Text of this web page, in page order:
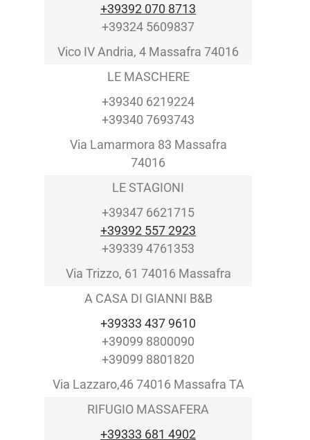
+39392 070 8713
+39324 5609837
Vico IV Andria, 4 Massafra 74016
LE MASCHERE
+39340 6219224
+39340 7693743
Via Lamarmora 83 Massafra
74016
LE STAGIONI
+39347 6621715
+39392 557 2923
+39339 4761353
Via Trizzo, 61 74016 Massafra
A CASA DI GIANNI B&B
+39333 437 9610
+39099 8800090
+39099 8801820
Via Lazzaro,46 74016 Massafra TA
RIFUGIO MASSAFERA
+39333 681 4902